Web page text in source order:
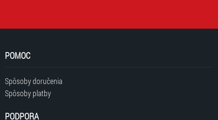
POMOC
Spôsoby doručenia
Spôsoby platby
PODPORA